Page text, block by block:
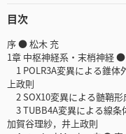
目次
序 ● 松木 充
1章 中枢神経系・末梢神経
1 POLR3A変異による錐
上政則
2 SOX10変異による髄鞘
3 TUBB4A変異による線条
加賀谷理紗，井上政則